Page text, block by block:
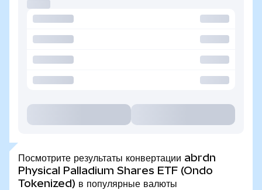
Посмотрите результаты конвертации abrdn
Physical Palladium Shares ETF (Ondo
Tokenized) в популярные валюты